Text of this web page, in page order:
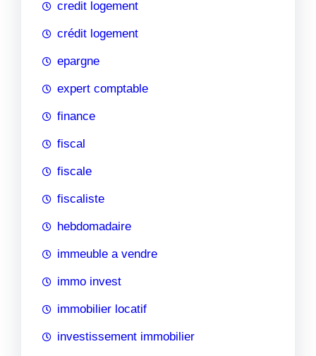
credit logement
crédit logement
epargne
expert comptable
finance
fiscal
fiscale
fiscaliste
hebdomadaire
immeuble a vendre
immo invest
immobilier locatif
investissement immobilier